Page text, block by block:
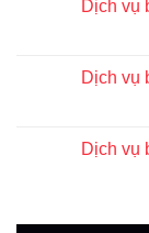
Dịch vụ
Dịch vụ
Dịch vụ